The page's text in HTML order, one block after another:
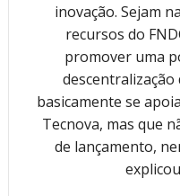
inovação. Sejam
recursos do
promover uma
basicamente se
Tecnova, mas que
de lançamento,